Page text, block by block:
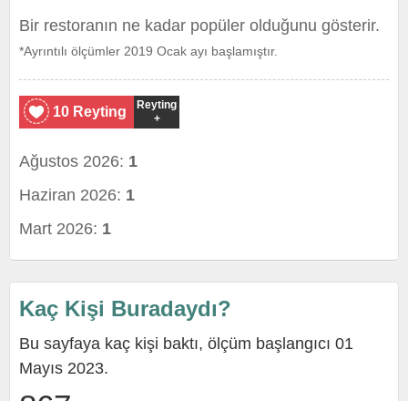
Bir restoranın ne kadar popüler olduğunu gösterir.
*Ayrıntılı ölçümler 2019 Ocak ayı başlamıştır.
10 Reyting
Reyting
+
Ağustos 2026: 1
Haziran 2026: 1
Mart 2026: 1
Kaç Kişi Buradaydı?
Bu sayfaya kaç kişi baktı, ölçüm başlangıcı 01
Mayıs 2023.